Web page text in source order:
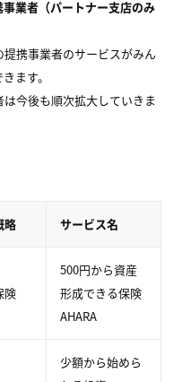
業者（パートナー支店のみ
携事業者のサービスがみん
ます。
今後も順次拡大していきま
略 サービス名
険
500円から資産
形成できる保険
AHARA
少額から始めら